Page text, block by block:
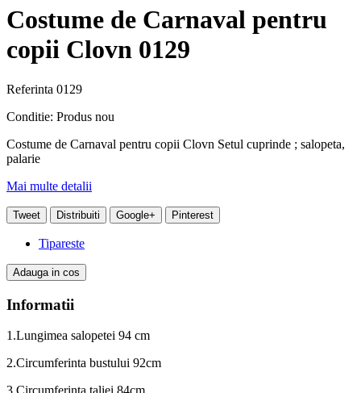
Costume de Carnaval pentru
copii Clovn 0129
Referinta 0129
Conditie: Produs nou
Costume de Carnaval pentru copii Clovn Setul cuprinde ; salopeta,
palarie
Mai multe detalii
Tweet Distribuiti Google+ Pinterest
Tipareste
Adauga in cos
Informatii
1.Lungimea salopetei 94 cm
2.Circumferinta bustului 92cm